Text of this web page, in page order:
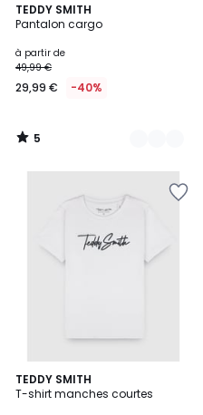
TEDDY SMITH
Pantalon cargo
Prix
à
partir
29,99
€
à partir de
49,99 €
29,99 € -40%
5
/
3
Couleurs
5
/
TEDDY SMITH
T-shirt manches courtes